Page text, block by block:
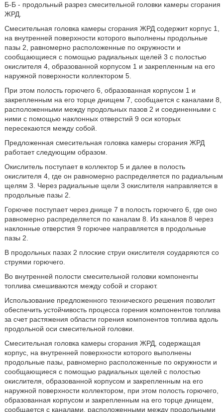
Б-Б - продольный разрез смесительной головки камеры сгорания
ЖРД.
Смесительная головка камеры сгорания ЖРД содержит корпус 1,
на внутренней поверхности которого выполнены продольные
пазы 2, равномерно расположенные по окружности и
сообщающиеся с помощью радиальных щелей 3 с полостью
окислителя 4, образованной корпусом 1 и закрепленным на его
наружной поверхности коллектором 5.
При этом полость горючего 6, образованная корпусом 1 и
закрепленным на его торце днищем 7, сообщается с каналами 8,
расположенными между продольных пазов 2 и соединенными с
ними с помощью наклонных отверстий 9 оси которых
пересекаются между собой.
Предложенная смесительная головка камеры сгорания ЖРД
работает следующим образом.
Окислитель поступает в коллектор 5 и далее в полость
окислителя 4, где он равномерно распределяется по радиальным
щелям 3. Через радиальные щели 3 окислителя направляется в
продольные пазы 2.
Горючее поступает через днище 7 в полость горючего 6, где оно
равномерно распределяется по каналам 8. Из каналов 8 через
наклонные отверстия 9 горючее направляется в продольные
пазы 2.
В продольных пазах 2 плоские струи окислителя соударяются со
струями горючего.
Во внутренней полости смесительной головки компоненты
топлива смешиваются между собой и сгорают.
Использование предложенного технического решения позволит
обеспечить устойчивость процесса горения компонентов топлива
за счет растяжения области горения компонентов топлива вдоль
продольной оси смесительной головки.
Смесительная головка камеры сгорания ЖРД, содержащая
корпус, на внутренней поверхности которого выполнены
продольные пазы, равномерно расположенные по окружности и
сообщающиеся с помощью радиальных щелей с полостью
окислителя, образованной корпусом и закрепленным на его
наружной поверхности коллектором, при этом полость горючего,
образованная корпусом и закрепленным на его торце днищем,
сообщается с каналами, расположенными между продольными